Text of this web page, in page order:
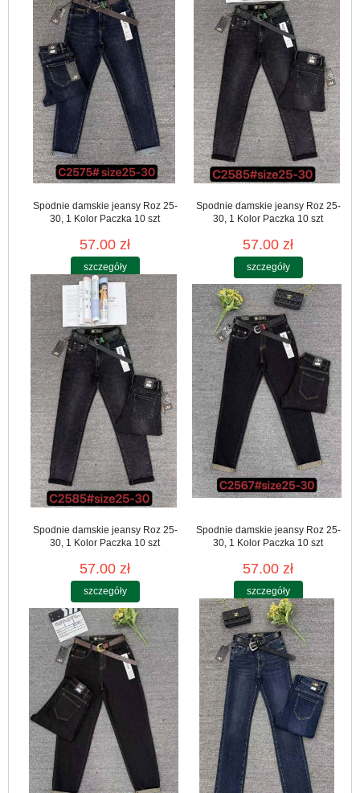
Spodnie damskie jeansy Roz 25-
30, 1 Kolor Paczka 10 szt
57.00 zł
szczegóły
Spodnie damskie jeansy Roz 25-
30, 1 Kolor Paczka 10 szt
57.00 zł
szczegóły
Spodnie damskie jeansy Roz 25-
30, 1 Kolor Paczka 10 szt
57.00 zł
szczegóły
Spodnie damskie jeansy Roz 25-
30, 1 Kolor Paczka 10 szt
57.00 zł
szczegóły